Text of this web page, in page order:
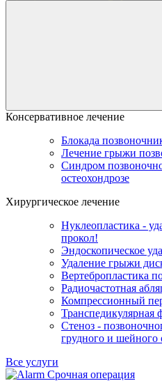
Консервативное лечение
Блокада
Лечение грыжи
Синдром
остеохондрозе
Хирургическое лечение
Нуклеопластика -
прокол!
Эндоскопическое
Удаление грыжи
Вертебропластика
Радиочастотная
Компрессионный
Транспедикулярная
Стеноз -
грудного и шейного
Все услуги
Срочная операция